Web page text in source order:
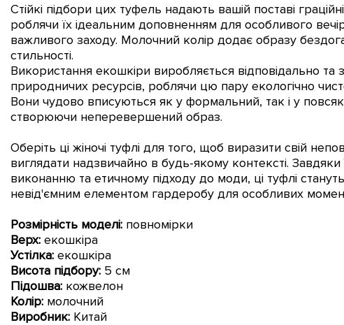
Стійкі підбори цих туфель надають вашій поставі
роблячи їх ідеальним доповненням для особливого
важливого заходу. Молочний колір додає образу
стильності.
Використання екошкіри виробляється відповідально та
природничих ресурсів, роблячи цю пару екологічно
Вони чудово вписуються як у формальний, так і у
створюючи неперевершений образ.
Оберіть ці жіночі туфлі для того, щоб виразити свій
виглядати надзвичайно в будь-якому контексті. Завдяки
виконанню та етичному підходу до моди, ці туфлі
невід'ємним елементом гардеробу для особливих
Розмірність моделі: повномірки
Верх: екошкіра
Устілка: екошкіра
Висота підбору: 5 см
Підошва: кожвелон
Колір: молочний
Виробник: Китай